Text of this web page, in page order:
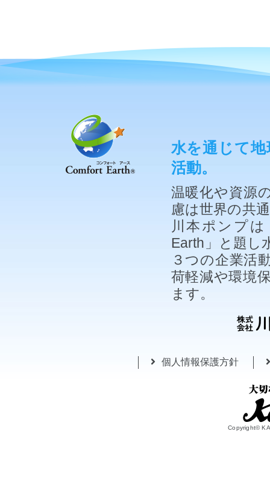
水を通じて
活動。
温暖化や資源
慮は世界の共
川本ポンプ
Earth」と題し
３つの企業活
荷軽減や環境
ます。
個人情報保護方針
Copyright©